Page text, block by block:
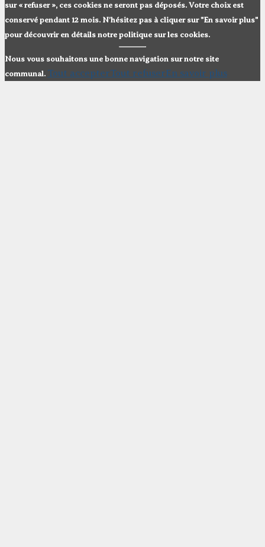
sur « refuser », ces cookies ne seront pas déposés. Votre choix est
conservé pendant 12 mois. N'hésitez pas à cliquer sur "En savoir plus"
pour découvrir en détails notre politique sur les cookies.
Nous vous souhaitons une bonne navigation sur notre site
communal. Tout accepterTout refuserEn savoir plus